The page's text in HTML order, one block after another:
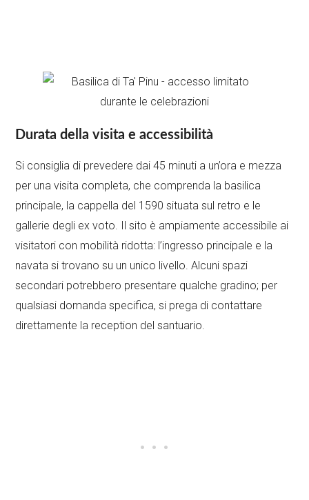
Durata della visita e accessibilità
Si consiglia di prevedere dai 45 minuti a un’ora e mezza
per una visita completa, che comprenda la basilica
principale, la cappella del 1590 situata sul retro e le
gallerie degli ex voto. Il sito è ampiamente accessibile ai
visitatori con mobilità ridotta: l’ingresso principale e la
navata si trovano su un unico livello. Alcuni spazi
secondari potrebbero presentare qualche gradino; per
qualsiasi domanda specifica, si prega di contattare
direttamente la reception del santuario.